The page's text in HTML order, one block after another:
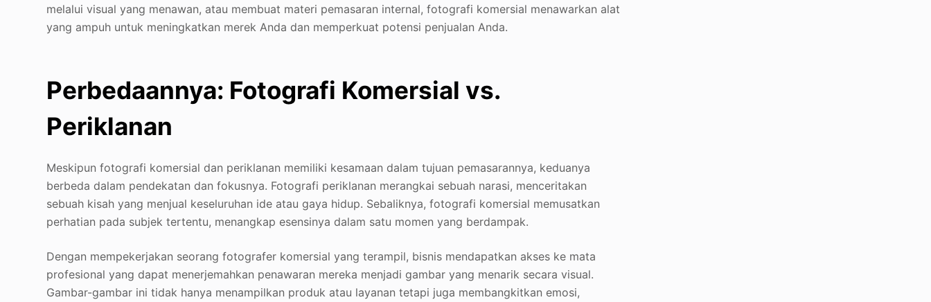
melalui visual yang menawan, atau membuat materi pemasaran internal, fotografi komersial menawarkan alat
yang ampuh untuk meningkatkan merek Anda dan memperkuat potensi penjualan Anda.
Perbedaannya: Fotografi Komersial vs.
Periklanan
Meskipun fotografi komersial dan periklanan memiliki kesamaan dalam tujuan pemasarannya, keduanya
berbeda dalam pendekatan dan fokusnya. Fotografi periklanan merangkai sebuah narasi, menceritakan
sebuah kisah yang menjual keseluruhan ide atau gaya hidup. Sebaliknya, fotografi komersial memusatkan
perhatian pada subjek tertentu, menangkap esensinya dalam satu momen yang berdampak.
Dengan mempekerjakan seorang fotografer komersial yang terampil, bisnis mendapatkan akses ke mata
profesional yang dapat menerjemahkan penawaran mereka menjadi gambar yang menarik secara visual.
Gambar-gambar ini tidak hanya menampilkan produk atau layanan tetapi juga membangkitkan emosi,